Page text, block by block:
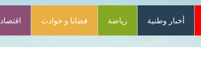
أخبار وطنية رياضة قضايا و حوادث اقتصاد